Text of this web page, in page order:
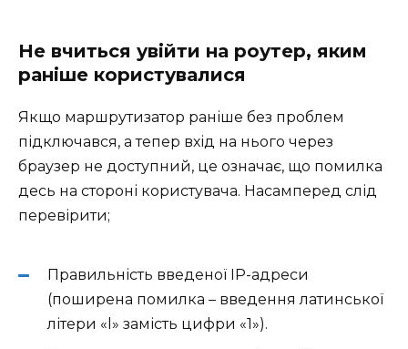
Не вчиться увійти на роутер, яким
раніше користувалися
Якщо маршрутизатор раніше без проблем
підключався, а тепер вхід на нього через
браузер не доступний, це означає, що помилка
десь на стороні користувача. Насамперед слід
перевірити;
Правильність введеної IP-адреси
(поширена помилка – введення латинської
літери «l» замість цифри «1»).